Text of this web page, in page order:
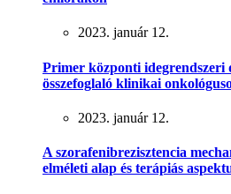
2023. január 12.
Primer központi idegrendszeri
összefoglaló klinikai
2023. január 12.
A szorafenibrezisztencia
elméleti alap és terápiás